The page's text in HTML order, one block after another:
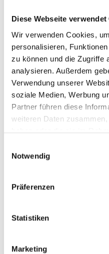
Diese Webseite verwendet
Wir verwenden Cookies,
personalisieren,
zu können und die Zugriffe
analysieren. Außerdem
Verwendung unserer
soziale Medien, Werbung
Partner führen diese
weiteren Daten
haben oder die sie im
Notwendig
Präferenzen
Statistiken
Marketing
Dein
Plane, wo du
Winkel des Langhe
willst, mit einem